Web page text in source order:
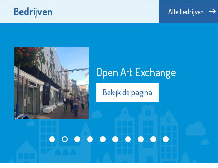
Bedrijven Alle bedrijven
Open Art Exchange
Bekijk de pagina